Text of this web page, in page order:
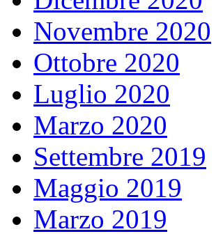
Novembre 2020
Ottobre 2020
Luglio 2020
Marzo 2020
Settembre 2019
Maggio 2019
Marzo 2019